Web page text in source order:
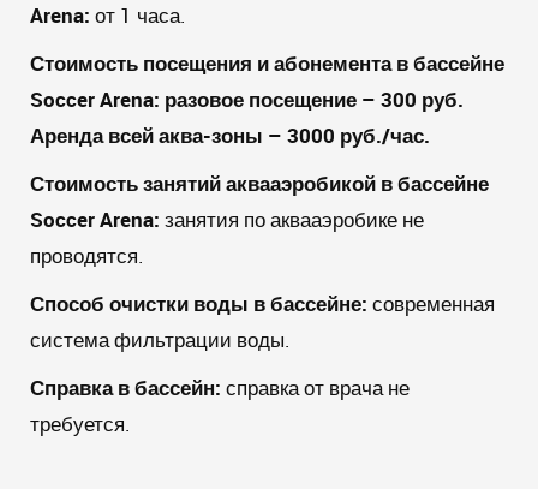
Arena: от 1 часа.
Стоимость посещения и абонемента в бассейне
SoccerArena: разовое посещение – 300 руб.
Аренда всей аква-зоны – 3000 руб./час.
Стоимость занятий аквааэробикой вбассейне
SoccerArena: занятия по аквааэробике не
проводятся.
Способ очистки воды в бассейне: современная
система фильтрации воды.
Справка в бассейн: справка от врача не
требуется.